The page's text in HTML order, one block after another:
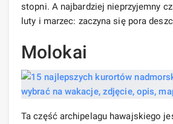
stopni. A najbardziej nieprzyjemny
luty i marzec: zaczyna się pora
Molokai
Ta część archipelagu hawajskiego